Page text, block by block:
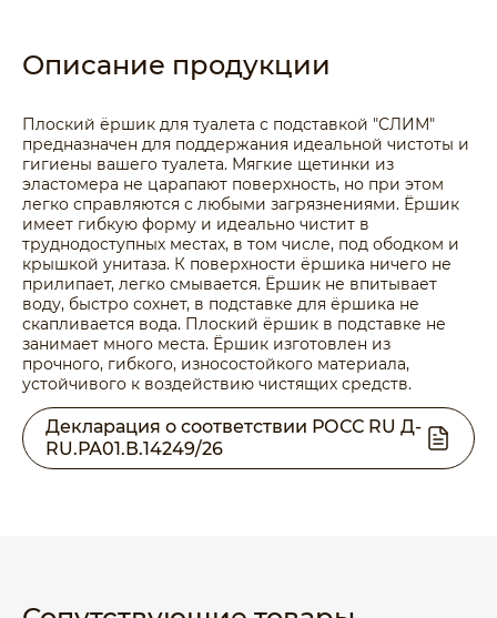
Описание продукции
Плоский ёршик для туалета с подставкой "СЛИМ"
предназначен для поддержания идеальной чистоты и
гигиены вашего туалета. Мягкие щетинки из
эластомера не царапают поверхность, но при этом
легко справляются с любыми загрязнениями. Ёршик
имеет гибкую форму и идеально чистит в
труднодоступных местах, в том числе, под ободком и
крышкой унитаза. К поверхности ёршика ничего не
прилипает, легко смывается. Ёршик не впитывает
воду, быстро сохнет, в подставке для ёршика не
скапливается вода. Плоский ёршик в подставке не
занимает много места. Ёршик изготовлен из
прочного, гибкого, износостойкого материала,
устойчивого к воздействию чистящих средств.
Декларация о соответствии РОСС RU Д-
RU.РА01.В.14249/26